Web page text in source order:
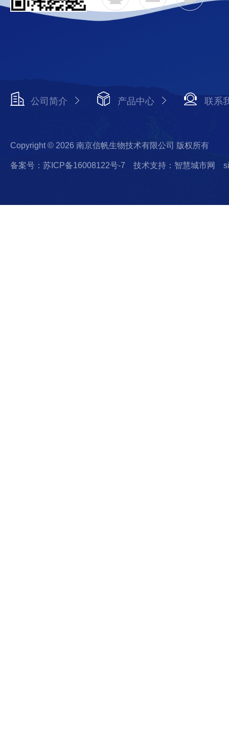
公司简介 产品中心 联系
Copyright © 2026 南京信帆生物技术有限公司 版权所有
备案号：苏ICP备16008122号-7 技术支持：智慧城市网